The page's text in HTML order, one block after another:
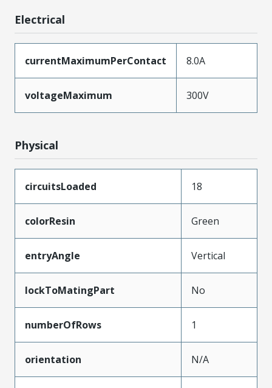
Electrical
currentMaximumPerContact 8.0A
voltageMaximum 300V
Physical
circuitsLoaded 18
colorResin Green
entryAngle Vertical
lockToMatingPart No
numberOfRows 1
orientation N/A